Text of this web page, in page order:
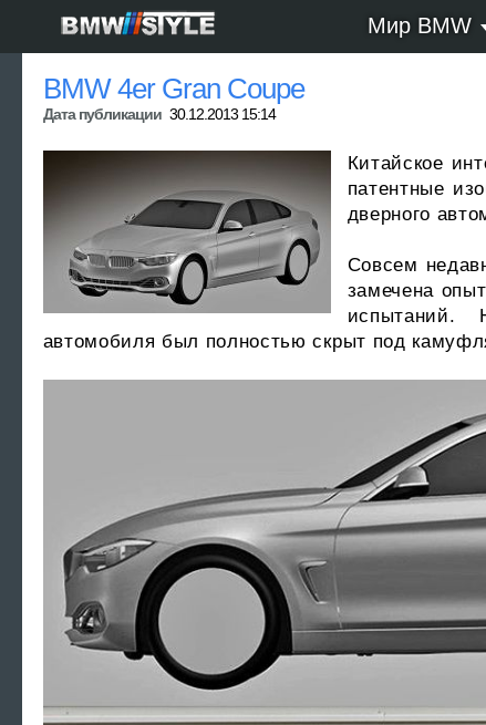
Мир BMW
BMW 4er Gran Coupe
Дата публикации 30.12.2013 15:14
Китайское
патентные
дверного
Совсем
замечена
испытаний.
автомобиля был полностью скрыт под